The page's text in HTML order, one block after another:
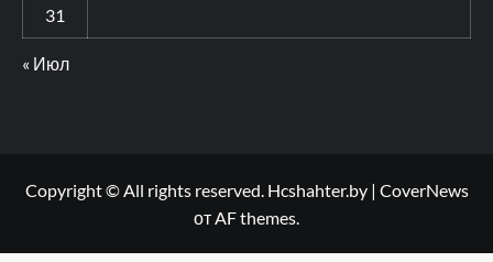
31
« Июл
Copyright © All rights reserved. Hcshahter.by | CoverNews
от AF themes.